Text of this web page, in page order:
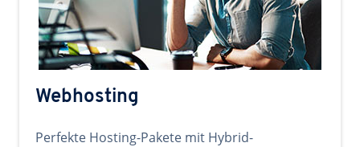
Webhosting
Perfekte Hosting-Pakete mit Hybrid-